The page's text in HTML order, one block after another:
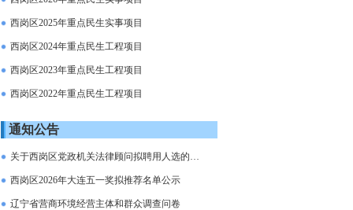
西岗区2025年重点民生实事项目
西岗区2024年重点民生工程项目
西岗区2023年重点民生工程项目
西岗区2022年重点民生工程项目
通知公告
关于西岗区党政机关法律顾问拟聘用人选的公示
西岗区2026年大连五一奖拟推荐名单公示
辽宁省营商环境经营主体和群众调查问卷